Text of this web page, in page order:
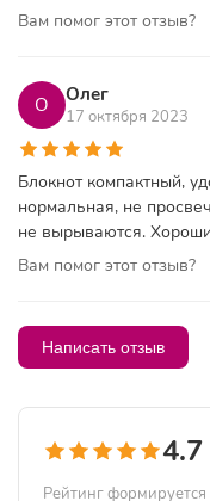
Вам помог этот отзыв?
О Олег
17 октября 2023
Блокнот компактный,
нормальная, не
не вырываются.
Вам помог этот отзыв?
Написать отзыв
Рейтинг формируется